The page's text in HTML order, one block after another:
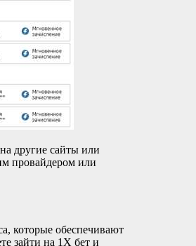
другие сайты или
провайдером или
которые обеспечивают
зайти на 1X бет и